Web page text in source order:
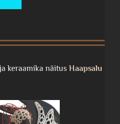
keraamika näitus Haapsalu